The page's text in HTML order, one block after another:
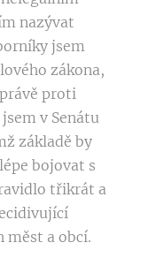
nazývat
jsem
zákona,
proti
v Senátu
základě by
bojovat s
třikrát a
měst a obcí.